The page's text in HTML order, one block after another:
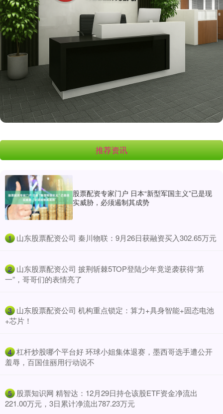
推荐资讯
股票配资专家门户 日本“新型军国主义”已是现
实威胁，必须遏制其成势
1 ​山东股票配资公司 秦川物联：9月26日获融资买入302.65万元
2 ​山东股票配资公司 披荆斩棘5TOP登陆少年竟逆袭获得“第
一”，哥哥们的表情亮了
3 ​山东股票配资公司 机构重点锁定：算力+具身智能+固态电池
+芯片！
4 ​杠杆炒股哪个平台好 环球小姐集体退赛，墨西哥选手遭公开
羞辱，百国佳丽用行动说不
5 ​股票知识网 精智达：12月29日持仓该股ETF资金净流出
221.00万元，3日累计净流出787.23万元